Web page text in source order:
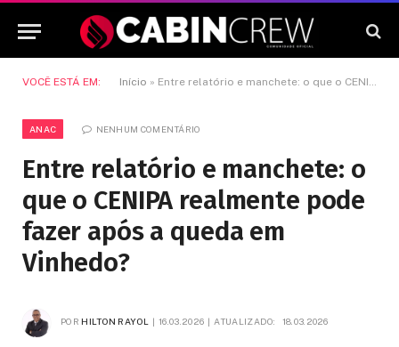
VOCÊ ESTÁ EM: Início » Entre relatório e manchete: o que o CENIPA realmente pode fazer após a queda em Vinhedo?
ANAC NENHUM COMENTÁRIO
Entre relatório e manchete: o
que o CENIPA realmente pode
fazer após a queda em
Vinhedo?
POR HILTON RAYOL 16.03.2026 ATUALIZADO: 18.03.2026